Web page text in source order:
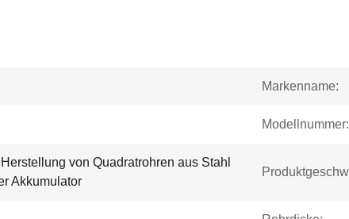
Markenname:
Modellnummer:
von Quadratrohren aus Stahl
Akkumulator